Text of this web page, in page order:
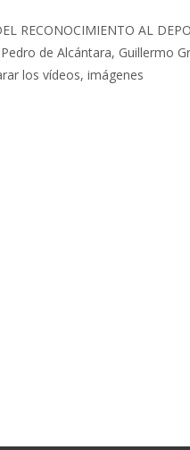
RECONOCIMIENTO AL
de Alcántara, Guillermo
los vídeos, imágenes